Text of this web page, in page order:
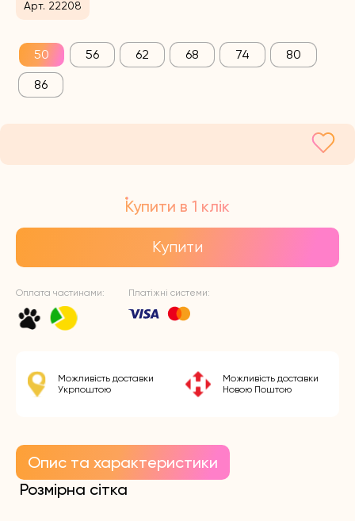
Арт. 22208
50 56 62 68 74
80
86
Купити в 1 клік
Купити
Оплата частинами: Платіжні системи:
Можливість доставки
Укрпоштою
Можливість доставки
Новою Поштою
Опис та характеристики
Розмірна сітка